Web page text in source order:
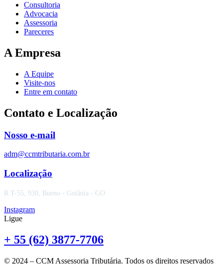
Consultoria
Advocacia
Assessoria
Pareceres
A Empresa
A Equipe
Visite-nos
Entre em contato
Contato e Localização
Nosso e-mail
adm@ccmtributaria.com.br
Localização
R T-55, 930, Bueno - Goiânia - GO
Instagram
Ligue
+ 55 (62) 3877-7706
© 2024 – CCM Assessoria Tributária. Todos os direitos reservados